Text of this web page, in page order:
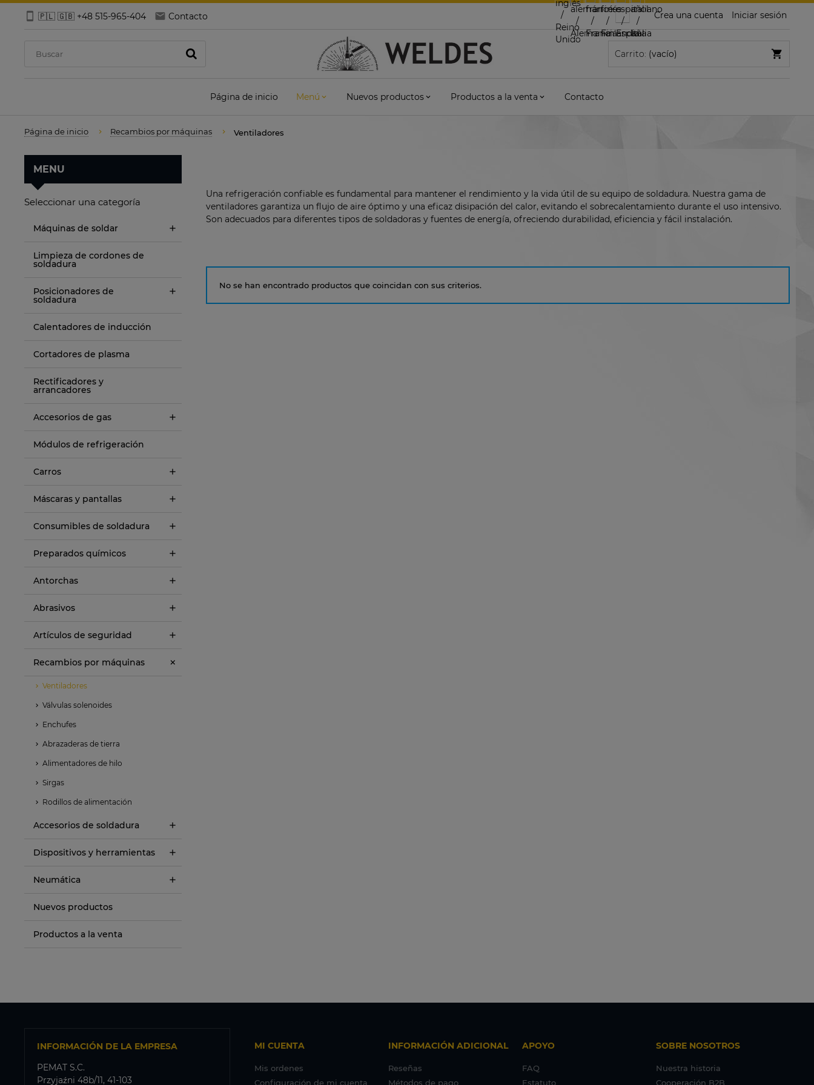
🇵🇱 🇬🇧 +48 515-965-404 Contacto Crea una cuenta Iniciar sesión
Carrito: (vacío)
Página de inicio Menú Nuevos productos Productos a la venta Contacto
Página de inicio Recambios por máquinas Ventiladores
MENU
Seleccionar una categoría
Máquinas de soldar
Limpieza de cordones de
soldadura
Posicionadores de
soldadura
Calentadores de inducción
Cortadores de plasma
Rectificadores y
arrancadores
Accesorios de gas
Módulos de refrigeración
Carros
Máscaras y pantallas
Consumibles de soldadura
Preparados químicos
Antorchas
Abrasivos
Artículos de seguridad
Recambios por máquinas
Ventiladores
Válvulas solenoides
Enchufes
Abrazaderas de tierra
Alimentadores de hilo
Sirgas
Rodillos de alimentación
Accesorios de soldadura
Dispositivos y herramientas
Neumática
Nuevos productos
Productos a la venta
Una refrigeración confiable es fundamental para mantener el rendimiento y la vida útil de su equipo de soldadura. Nuestra gama de
ventiladores garantiza un flujo de aire óptimo y una eficaz disipación del calor, evitando el sobrecalentamiento durante el uso intensivo.
Son adecuados para diferentes tipos de soldadoras y fuentes de energía, ofreciendo durabilidad, eficiencia y fácil instalación.
No se han encontrado productos que coincidan con sus criterios.
MI CUENTA
Mis ordenes
Configuración de mi cuenta
INFORMACIÓN ADICIONAL
Reseñas
Métodos de pago
APOYO
FAQ
Estatuto
SOBRE NOSOTROS
Nuestra historia
Cooperación B2B
INFORMACIÓN DE LA EMPRESA
PEMAT S.C.
Przyjaźni 48b/11, 41-103